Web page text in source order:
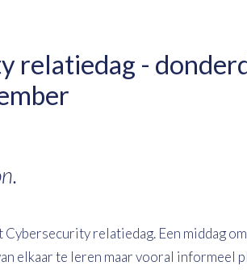
relatiedag -
relatiedag. Een middag
elkaar te leren maar vooral informeel